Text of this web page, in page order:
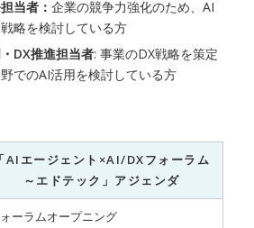
当者： 企業の競争力強化のため、AI
略を検討している方
DX推進担当者: 事業のDX戦略を策定
でのAI活用を検討している方
「AIエージェント×AI/DXフォーラム
～エドテック」アジェンダ
ーラムオープニング